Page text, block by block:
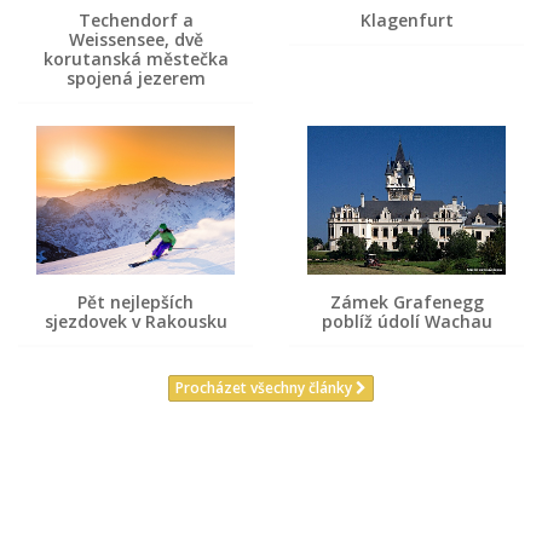
Techendorf a
Weissensee, dvě
korutanská městečka
spojená jezerem
Klagenfurt
Pět nejlepších
sjezdovek v Rakousku
Zámek Grafenegg
poblíž údolí Wachau
Procházet všechny články